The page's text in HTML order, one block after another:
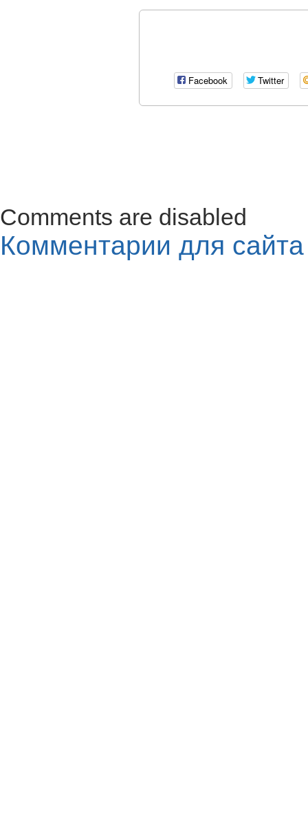
Facebook Twitter
Comments are disabled
Комментарии для